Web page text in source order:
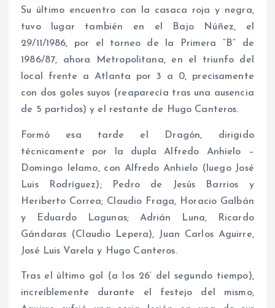
Su último encuentro con la casaca roja y negra,
tuvo lugar también en el Bajo Núñez, el
29/11/1986, por el torneo de la Primera “B” de
1986/87, ahora Metropolitana, en el triunfo del
local frente a Atlanta por 3 a 0, precisamente
con dos goles suyos (reaparecía tras una ausencia
de 5 partidos) y el restante de Hugo Canteros.
Formó esa tarde el Dragón, dirigido
técnicamente por la dupla Alfredo Anhielo –
Domingo Ielamo, con Alfredo Anhielo (luego José
Luis Rodríguez); Pedro de Jesús Barrios y
Heriberto Correa; Claudio Fraga, Horacio Galbán
y Eduardo Lagunas; Adrián Luna, Ricardo
Gándaras (Claudio Lepera), Juan Carlos Aguirre,
José Luis Varela y Hugo Canteros.
Tras el último gol (a los 26’ del segundo tiempo),
increíblemente durante el festejo del mismo,